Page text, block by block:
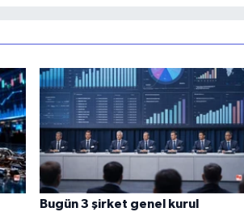
Bugün 3 şirket genel kurul